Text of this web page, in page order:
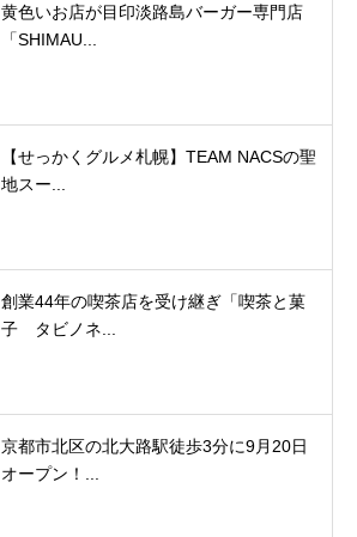
黄色いお店が目印淡路島バーガー専門店
「SHIMAU...
【せっかくグルメ札幌】TEAM NACSの聖
地スー...
創業44年の喫茶店を受け継ぎ「喫茶と菓
子 タビノネ...
京都市北区の北大路駅徒歩3分に9月20日
オープン！...